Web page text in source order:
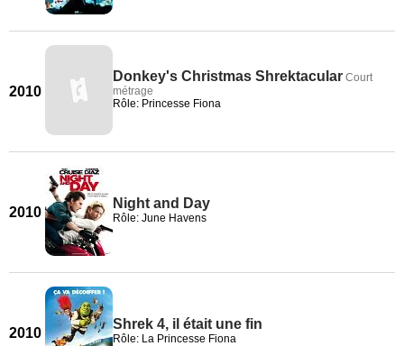
2010
Donkey's Christmas Shrektacular Court
métrage
Rôle: Princesse Fiona
2010
Night and Day
Rôle: June Havens
2010
Shrek 4, il était une fin
Rôle: La Princesse Fiona